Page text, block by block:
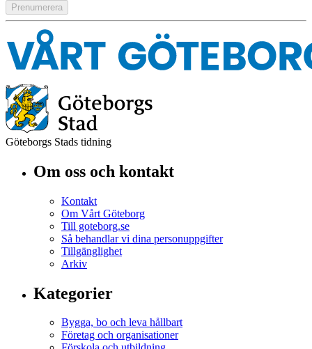
Göteborgs Stads tidning
Om oss och kontakt
Kontakt
Om Vårt Göteborg
Till goteborg.se
Så behandlar vi dina personuppgifter
Tillgänglighet
Arkiv
Kategorier
Bygga, bo och leva hållbart
Företag och organisationer